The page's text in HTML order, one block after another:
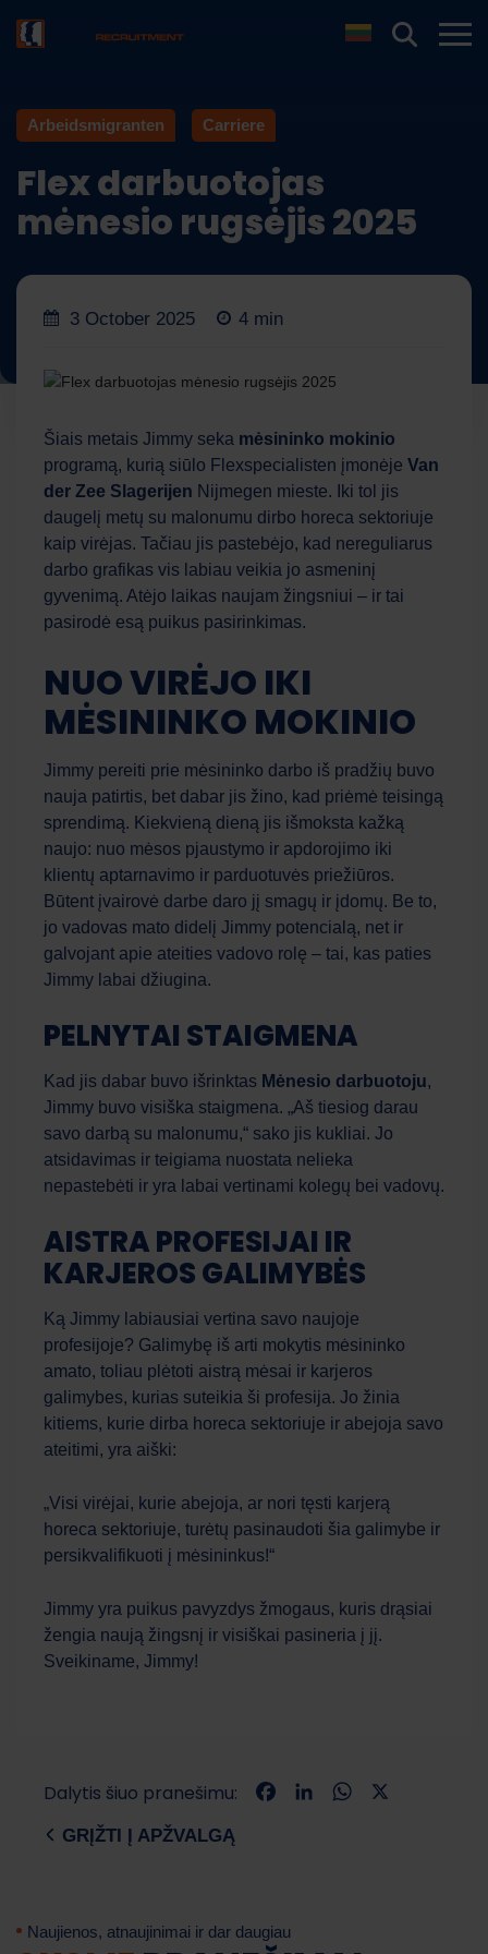
Arbeidsmigranten Carriere
Flex darbuotojas
mėnesio rugsėjis 2025
3 October 2025 4 min
Šiais metais Jimmy seka mėsininko mokinio
programą, kurią siūlo Flexspecialisten įmonėje Van
der Zee Slagerijen Nijmegen mieste. Iki tol jis
daugelį metų su malonumu dirbo horeca sektoriuje
kaip virėjas. Tačiau jis pastebėjo, kad nereguliarus
darbo grafikas vis labiau veikia jo asmeninį
gyvenimą. Atėjo laikas naujam žingsniui – ir tai
pasirodė esą puikus pasirinkimas.
NUO VIRĖJO IKI
MĖSININKO MOKINIO
Jimmy pereiti prie mėsininko darbo iš pradžių buvo
nauja patirtis, bet dabar jis žino, kad priėmė teisingą
sprendimą. Kiekvieną dieną jis išmoksta kažką
naujo: nuo mėsos pjaustymo ir apdorojimo iki
klientų aptarnavimo ir parduotuvės priežiūros.
Būtent įvairovė darbe daro jį smagų ir įdomų. Be to,
jo vadovas mato didelį Jimmy potencialą, net ir
galvojant apie ateities vadovo rolę – tai, kas paties
Jimmy labai džiugina.
PELNYTAI STAIGMENA
Kad jis dabar buvo išrinktas Mėnesio darbuotoju,
Jimmy buvo visiška staigmena. „Aš tiesiog darau
savo darbą su malonumu,“ sako jis kukliai. Jo
atsidavimas ir teigiama nuostata nelieka
nepastebėti ir yra labai vertinami kolegų bei vadovų.
AISTRA PROFESIJAI IR
KARJEROS GALIMYBĖS
Ką Jimmy labiausiai vertina savo naujoje
profesijoje? Galimybę iš arti mokytis mėsininko
amato, toliau plėtoti aistrą mėsai ir karjeros
galimybes, kurias suteikia ši profesija. Jo žinia
kitiems, kurie dirba horeca sektoriuje ir abejoja savo
ateitimi, yra aiški:
„Visi virėjai, kurie abejoja, ar nori tęsti karjerą
horeca sektoriuje, turėtų pasinaudoti šia galimybe ir
persikvalifikuoti į mėsininkus!“
Jimmy yra puikus pavyzdys žmogaus, kuris drąsiai
žengia naują žingsnį ir visiškai pasineria į jį.
Sveikiname, Jimmy!
Dalytis šiuo pranešimu: FacebookLinkedInWhatsApp
GRĮŽTI Į APŽVALGĄ
Naujienos, atnaujinimai ir dar daugiau
Work Force
Sveiki! Kuo galiu jums šiandien padėti?